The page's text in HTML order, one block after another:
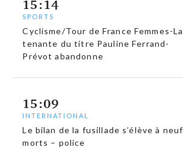
15:14
SPORTS
Cyclisme/Tour de France Femmes-La
tenante du titre Pauline Ferrand-
Prévot abandonne
15:09
INTERNATIONAL
Le bilan de la fusillade s’élève à neuf
morts – police